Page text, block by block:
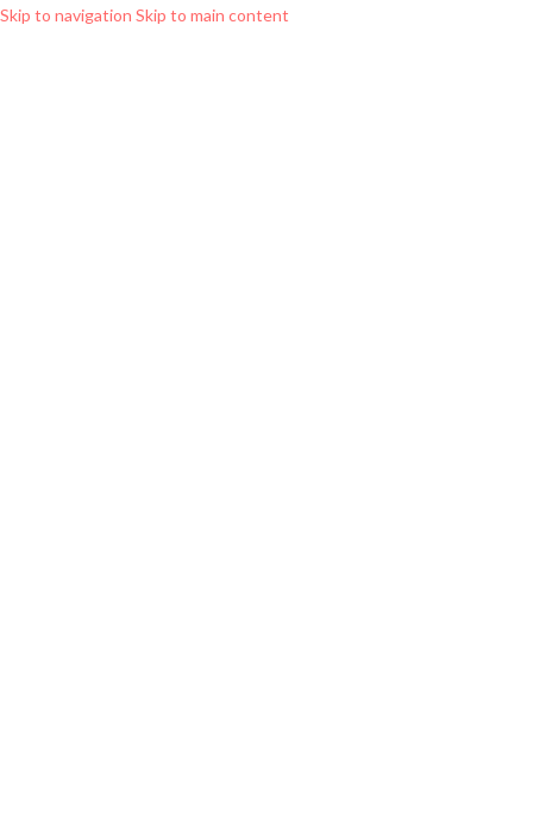
Skip to navigation Skip to main content